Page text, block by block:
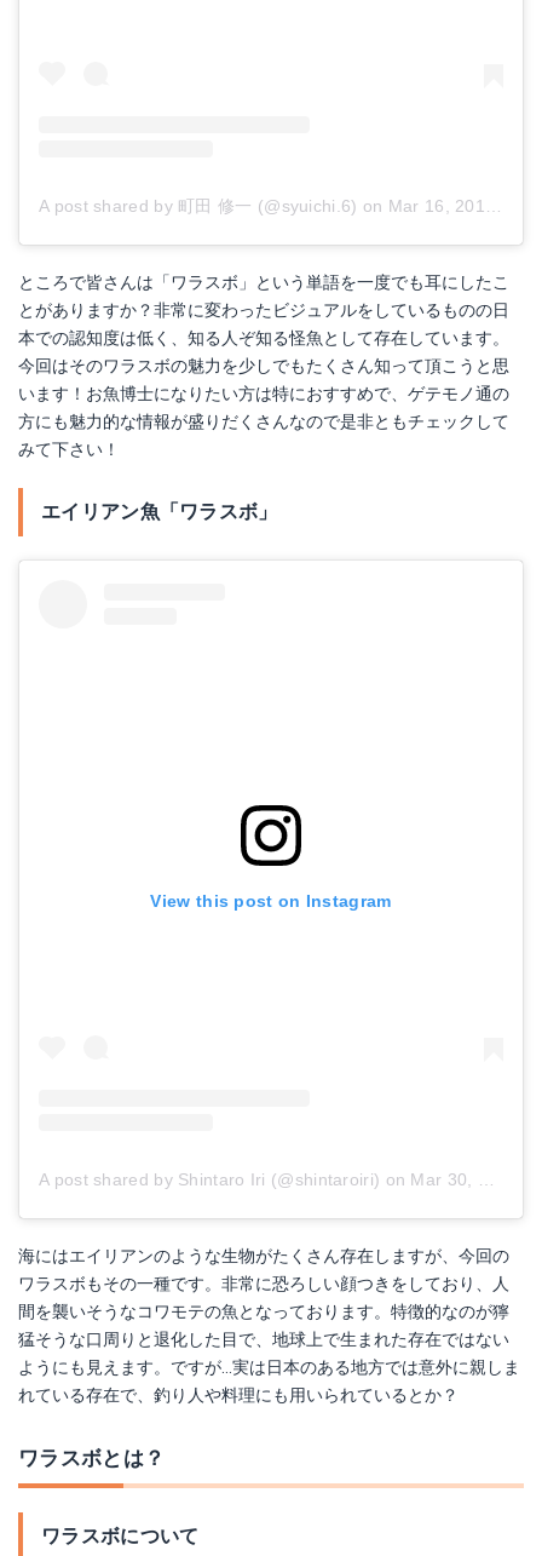
A post shared by 町田 修一 (@syuichi.6) on Mar 16, 2016 at 8:21pm PDT
ところで皆さんは「ワラスボ」という単語を一度でも耳にしたこ
とがありますか？非常に変わったビジュアルをしているものの日
本での認知度は低く、知る人ぞ知る怪魚として存在しています。
今回はそのワラスボの魅力を少しでもたくさん知って頂こうと思
います！お魚博士になりたい方は特におすすめで、ゲテモノ通の
方にも魅力的な情報が盛りだくさんなので是非ともチェックして
みて下さい！
エイリアン魚「ワラスボ」
View this post on Instagram
A post shared by Shintaro Iri (@shintaroiri) on Mar 30, 2018 at 7:03pm PDT
海にはエイリアンのような生物がたくさん存在しますが、今回の
ワラスボもその一種です。非常に恐ろしい顔つきをしており、人
間を襲いそうなコワモテの魚となっております。特徴的なのが獰
猛そうな口周りと退化した目で、地球上で生まれた存在ではない
ようにも見えます。ですが…実は日本のある地方では意外に親しま
れている存在で、釣り人や料理にも用いられているとか？
ワラスボとは？
ワラスボについて